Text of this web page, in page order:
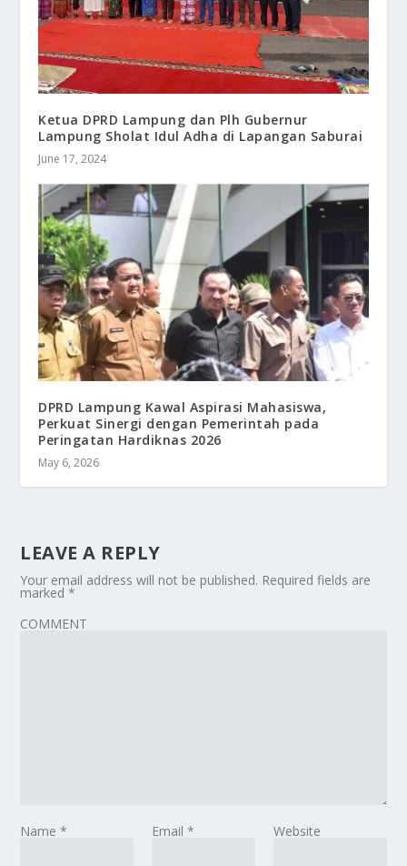
Ketua DPRD Lampung dan Plh Gubernur
Lampung Sholat Idul Adha di Lapangan Saburai
June 17, 2024
DPRD Lampung Kawal Aspirasi Mahasiswa,
Perkuat Sinergi dengan Pemerintah pada
Peringatan Hardiknas 2026
May 6, 2026
LEAVE A REPLY
Your email address will not be published. Required fields are
marked*
COMMENT
Name* Email * Website